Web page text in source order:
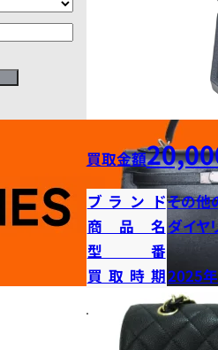
買取金額
ブランドその他
商品名 ダイヤ
型番
買取時期2025